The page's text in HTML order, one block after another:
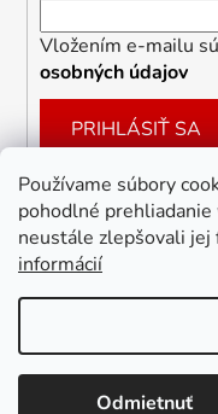
Používame súbory
pohodlné prehliadanie
neustále zlepšovali jej
informácií
Odmietnuť
Vložením e-mailu
osobných údajov
PRIHLÁSIŤ SA
Facebook